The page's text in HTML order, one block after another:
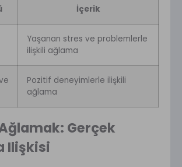
İçerik
Yaşanan stres ve problemlerle
ilişkili ağlama
Pozitif deneyimlerle ilişkili
ağlama
Gerçek
Ilişkisi